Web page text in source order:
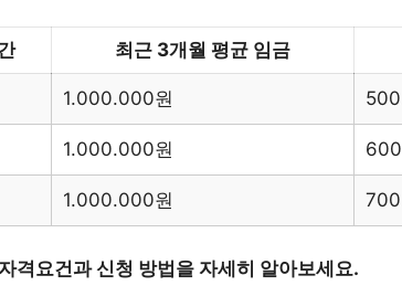
최근 3개월 평균 임금
1.000.000원
1.000.000원
1.000.000원
격요건과 신청 방법을 자세히 알아보세요.